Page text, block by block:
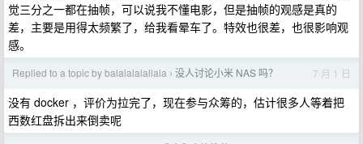
觉三分之一都在抽帧，可以说我不懂电影，但是抽帧的观感是真的
差，主要是用得太频繁了，给我看晕车了。特效也很差，也很影响观
感。
Replied to a topic by balalalalallala › 没人讨论小米 NAS 吗？ 7 月 1 日
没有 docker ，评价为拉完了，现在参与众筹的，估计很多人等着把
西数红盘拆出来倒卖呢